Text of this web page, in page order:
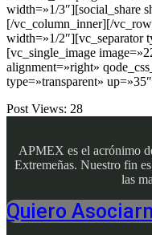
width=»1/3″][social_share
[/vc_column_inner][/
width=»1/2″][vc_separator
[vc_single_image
alignment=»right»
type=»transparent»
Post Views: 28
APMEX es el acrónimo
Extremeñas. Nuestro fin
las
Quiero